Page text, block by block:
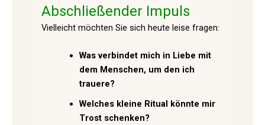
Abschließender Impuls
Vielleicht möchten Sie sich heute leise fragen:
Was verbindet mich in Liebe mit
dem Menschen, um den ich
trauere?
Welches kleine Ritual könnte mir
Trost schenken?